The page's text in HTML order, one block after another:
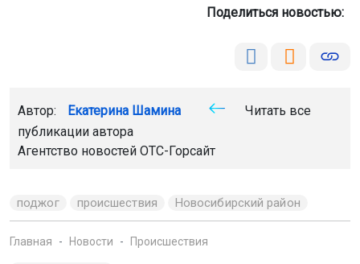
Поделиться новостью:
Автор: Екатерина Шамина
Читать все
публикации автора
Агентство новостей ОТС-Горсайт
поджог происшествия Новосибирский район
Главная Новости Происшествия